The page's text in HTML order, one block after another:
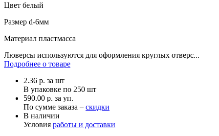
Цвет белый
Размер d-6мм
Материал пластмасса
Люверсы используются для оформления круглых отверс...
Подробнее о товаре
2.36 р. за шт
В упаковке по 250 шт
590.00 р. за уп.
По сумме заказа – скидки
В наличии
Условия работы и доставки